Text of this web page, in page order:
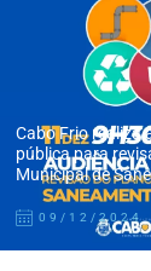
Cabo Frio realiza
pública para
Municipal de
09/12/2024